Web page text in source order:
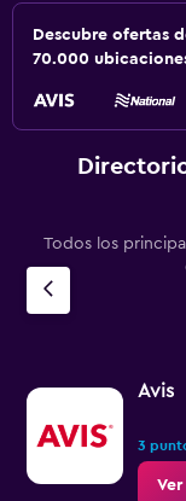
Descubre ofertas
70.000
Todos los
Avis
3